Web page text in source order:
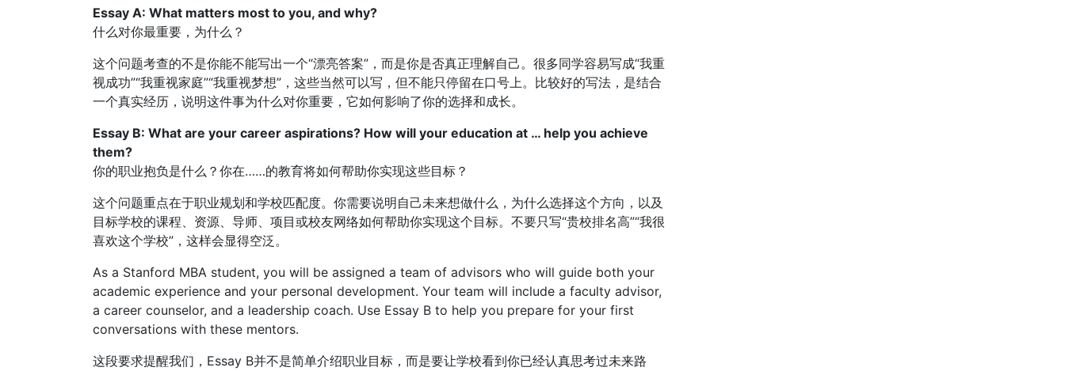
Essay A: What matters most to you, and why?
什么对你最重要，为什么？
这个问题考查的不是你能不能写出一个“漂亮答案”，而是你是否真正理解自己。很多同学容易写成“我重
视成功”“我重视家庭”“我重视梦想”，这些当然可以写，但不能只停留在口号上。比较好的写法，是结合
一个真实经历，说明这件事为什么对你重要，它如何影响了你的选择和成长。
Essay B: What are your career aspirations? How will your education at … help you achieve
them?
你的职业抱负是什么？你在……的教育将如何帮助你实现这些目标？
这个问题重点在于职业规划和学校匹配度。你需要说明自己未来想做什么，为什么选择这个方向，以及
目标学校的课程、资源、导师、项目或校友网络如何帮助你实现这个目标。不要只写“贵校排名高”“我很
喜欢这个学校”，这样会显得空泛。
As a Stanford MBA student, you will be assigned a team of advisors who will guide both your
academic experience and your personal development. Your team will include a faculty advisor,
a career counselor, and a leadership coach. Use Essay B to help you prepare for your first
conversations with these mentors.
这段要求提醒我们，Essay B并不是简单介绍职业目标，而是要让学校看到你已经认真思考过未来路